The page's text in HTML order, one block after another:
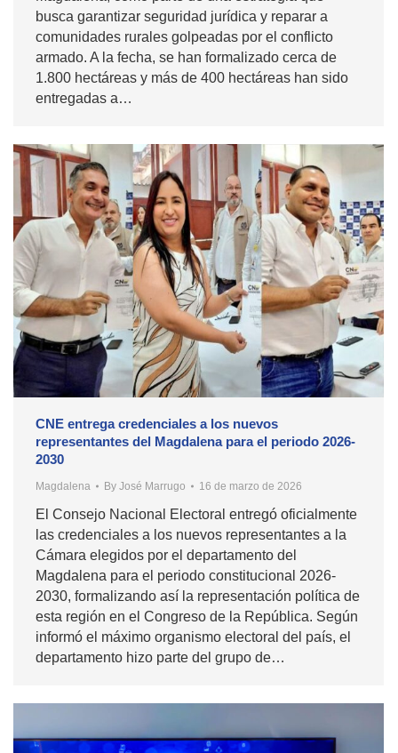
busca garantizar seguridad jurídica y reparar a
comunidades rurales golpeadas por el conflicto
armado. A la fecha, se han formalizado cerca de
1.800 hectáreas y más de 400 hectáreas han sido
entregadas a…
CNE entrega credenciales a los nuevos
representantes del Magdalena para el periodo 2026-
2030
Magdalena By José Marrugo 16 de marzo de 2026
El Consejo Nacional Electoral entregó oficialmente
las credenciales a los nuevos representantes a la
Cámara elegidos por el departamento del
Magdalena para el periodo constitucional 2026-
2030, formalizando así la representación política de
esta región en el Congreso de la República. Según
informó el máximo organismo electoral del país, el
departamento hizo parte del grupo de…